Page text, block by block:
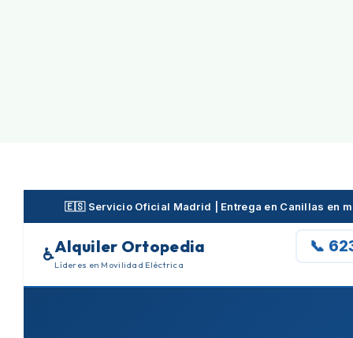
🇪🇸 Servicio Oficial Madrid | Entrega en Canillas en
♿Alquiler Ortopedia
Líderes en Movilidad Eléctrica
📞